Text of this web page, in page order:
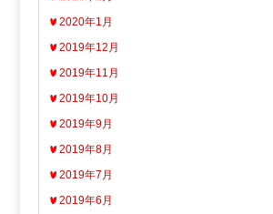
2020年1月
2019年12月
2019年11月
2019年10月
2019年9月
2019年8月
2019年7月
2019年6月